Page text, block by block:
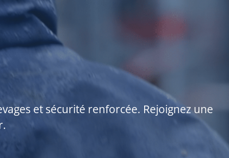
et sécurité renforcée. Rejoignez une